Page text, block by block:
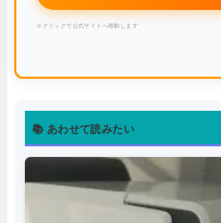
※クリックで公式サイトへ移動します
📚 あわせて読みたい